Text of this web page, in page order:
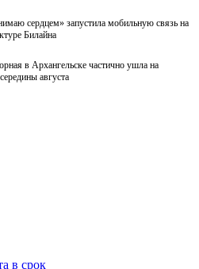
сердцем» запустила мобильную связь на
Билайна
в Архангельске частично ушла на
августа
в срок